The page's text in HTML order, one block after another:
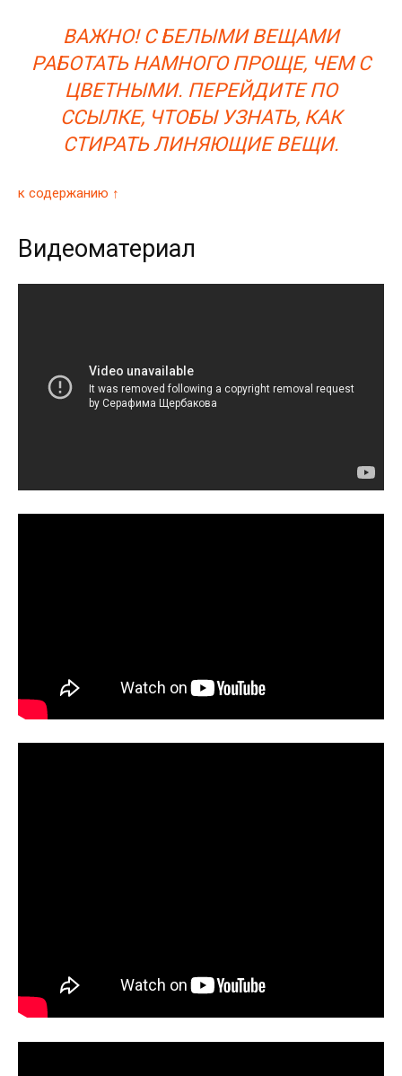
ВАЖНО! С БЕЛЫМИ ВЕЩАМИ
РАБОТАТЬ НАМНОГО ПРОЩЕ, ЧЕМ С
ЦВЕТНЫМИ. ПЕРЕЙДИТЕ ПО
ССЫЛКЕ, ЧТОБЫ УЗНАТЬ, КАК
СТИРАТЬ ЛИНЯЮЩИЕ ВЕЩИ.
к содержанию ↑
Видеоматериал